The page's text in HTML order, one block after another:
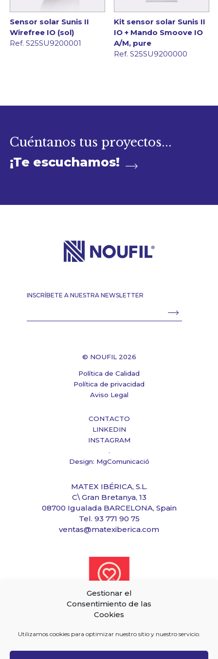
Gestionar el
Consentimiento de las
Cookies
Utilizamos cookies para optimizar nuestro sitio y nuestro servicio.
Sensor solar Sunis II
Wirefree IO (sol)
Ref. S25SU9200001
Kit sensor solar Sunis II
IO + Mando Smoove IO
A/M, pure
Ref. S25SU9200000
Cuéntanos tus proyectos...
¡Te escuchamos!
MATEX IBÉRICA, S.L.
C\ Gran Bretanya, 13
08700 Igualada BARCELONA, Spain
Tel. 93 771 90 75
ventas@matexiberica.com
INSCRÍBETE A NUESTRA NEWSLETTER
© NOUFIL 2026
Política de Calidad
Política de privacidad
Aviso Legal
CONTACTO
LINKEDIN
INSTAGRAM
.
Design: MgComunicació